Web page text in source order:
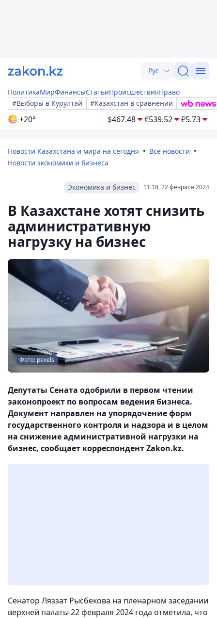
Рус
ПолитикаМирФинансыСтатьиПроисшествияПраво
#Выборы в Курултай
#Казахстан в сравнении
+20° $467.48 €539.52 ₽5.73
Новости Казахстана и мира на сегодня
Все новости
Новости экономики и бизнеса
11:18, 22 февраля 2024
Экономика и бизнес
В Казахстане хотят снизить
административную
нагрузку на бизнес
Фото: pexels
Депутаты Сената одобрили в первом чтении
законопроект по вопросам ведения бизнеса.
Документ направлен на упорядочение форм
государственного контроля и надзора и в целом
на снижение административной нагрузки на
бизнес, сообщает корреспондент Zakon.kz.
Сенатор Ляззат Рысбекова на пленарном заседании
верхней палаты 22 февраля 2024 года отметила, что